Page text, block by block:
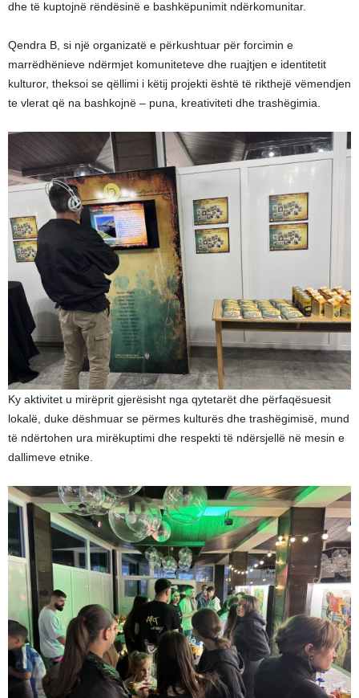
dhe të kuptojnë rëndësinë e bashkëpunimit ndërkomunitar.
Qendra B, si një organizatë e përkushtuar për forcimin e
marrëdhënieve ndërmjet komuniteteve dhe ruajtjen e identitetit
kulturor, theksoi se qëllimi i këtij projekti është të rikthejë vëmendjen
te vlerat që na bashkojnë – puna, kreativiteti dhe trashëgimia.
Ky aktivitet u mirëprit gjerësisht nga qytetarët dhe përfaqësuesit
lokalë, duke dëshmuar se përmes kulturës dhe trashëgimisë, mund
të ndërtohen ura mirëkuptimi dhe respekti të ndërsjellë në mesin e
dallimeve etnike.